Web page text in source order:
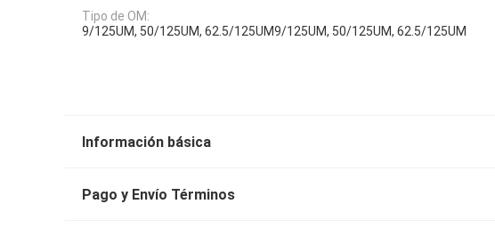
Tipo de OM:
9/125UM, 50/125UM, 62.5/125UM9/125UM, 50/125UM, 62.5/125UM
Información básica
Pago y Envío Términos